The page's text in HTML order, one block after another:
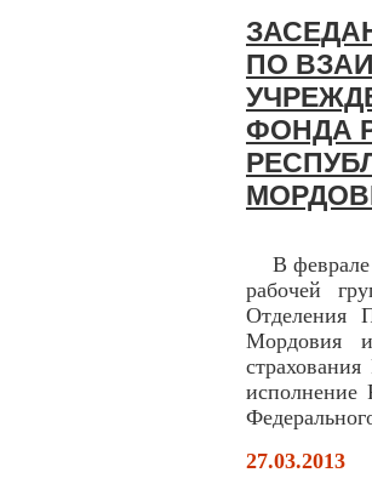
ПО
ФОНДА
В феврале
рабочей
Отделения
Мордовия и
исполнение
27.03.2013